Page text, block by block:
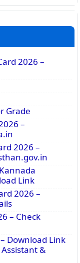
2026 –
Grade
–
2026 –
Link
2026 –
– Check
Download Link
&